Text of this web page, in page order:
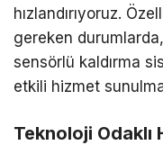
hızlandırıyoruz.
gereken
sensörlü kaldırma
etkili hizmet
Teknoloji Odaklı